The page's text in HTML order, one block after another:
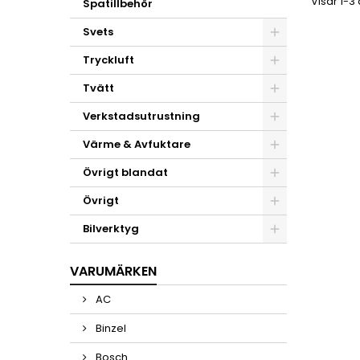
Spatillbehör
Svets
Tryckluft
Tvätt
Verkstadsutrustning
Värme & Avfuktare
Övrigt blandat
Övrigt
Bilverktyg
VARUMÄRKEN
AC
Binzel